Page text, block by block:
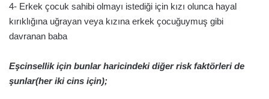
4- Erkek çocuk sahibi olmayı istediği için kızı olunca hayal
kırıklığına uğrayan veya kızına erkek çocuğuymuş gibi
davranan baba
Eşcinsellik için bunlar haricindeki diğer risk faktörleri de
şunlar(her iki cins için);